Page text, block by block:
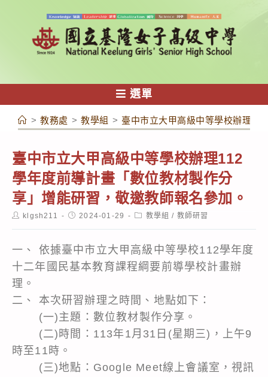
容
選單
> 教務處 > 教學組 > 臺中市立大甲高級中等學校辦理
臺中市立大甲高級中等學校辦理112
學年度前導計畫「數位教材製作分
享」增能研習，敬邀教師報名參加。
Postklgsh211
Post2024-01-29
Post教學組 / 教師研習
一、 依據臺中市立大甲高級中等學校112學年度
十二年國民基本教育課程綱要前導學校計畫辦
理。
二、 本次研習辦理之時間、地點如下：
(一)主題：數位教材製作分享。
(二)時間：113年1月31日(星期三)，上午9
時至11時。
(三)地點：Google Meet線上會議室，視訊